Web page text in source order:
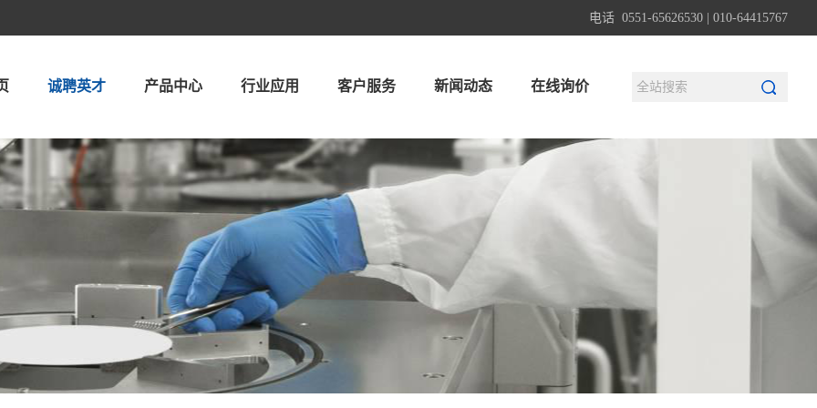
电话 0551-65626530 | 010-64415767
诚聘英才 产品中心 行业应用 客户服务 新闻动态 在线询价